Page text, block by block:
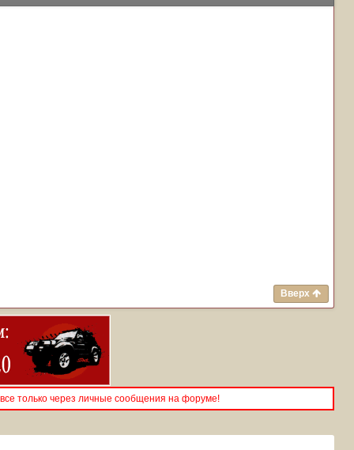
Вверх
только через личные сообщения на форуме!